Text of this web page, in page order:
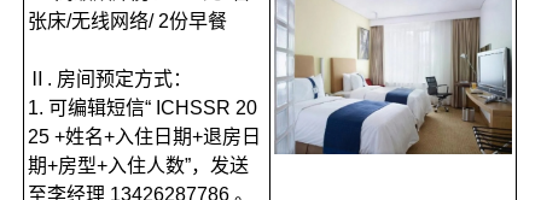
张床/无线网络/ 2份早餐
Ⅱ. 房间预定方式：
1. 可编辑短信“ ICHSSR 20
25 +姓名+入住日期+退房日
期+房型+入住人数”，发送
至李经理 13426287786 。